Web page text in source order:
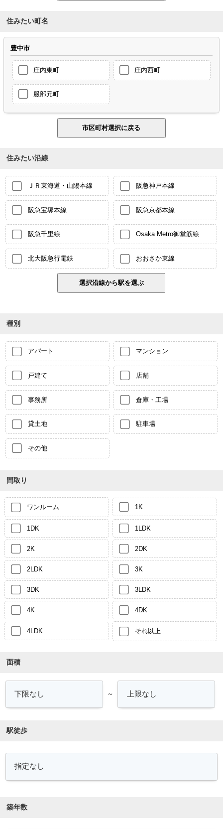
住みたい町名
豊中市
庄内東町 庄内西町
服部元町
住みたい沿線
ＪＲ東海道・山陽本線 阪急神戸本線
阪急宝塚本線 阪急京都本線
阪急千里線 Osaka Metro御堂筋線
北大阪急行電鉄 おおさか東線
種別
アパート マンション
戸建て 店舗
事務所 倉庫・工場
貸土地 駐車場
その他
間取り
ワンルーム 1K
1DK 1LDK
2K 2DK
2LDK 3K
3DK 3LDK
4K 4DK
4LDK それ以上
面積
～
駅徒歩
築年数